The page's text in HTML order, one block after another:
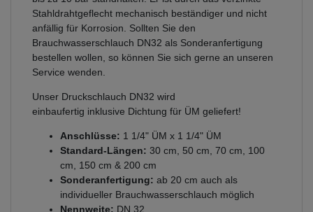
Stahldrahtgeflecht mechanisch beständiger und nicht
anfällig für Korrosion. Sollten Sie den
Brauchwasserschlauch DN32 als Sonderanfertigung
bestellen wollen, so können Sie sich gerne an unseren
Service wenden.
Unser Druckschlauch DN32 wird
einbaufertig inklusive Dichtung für ÜM geliefert!
Anschlüsse: 1 1/4" ÜM x 1 1/4" ÜM
Standard-Längen: 30 cm, 50 cm, 70 cm, 100
cm, 150 cm & 200 cm
Sonderanfertigung: ab 20 cm auch als
individueller Brauchwasserschlauch möglich
Nennweite: DN 32